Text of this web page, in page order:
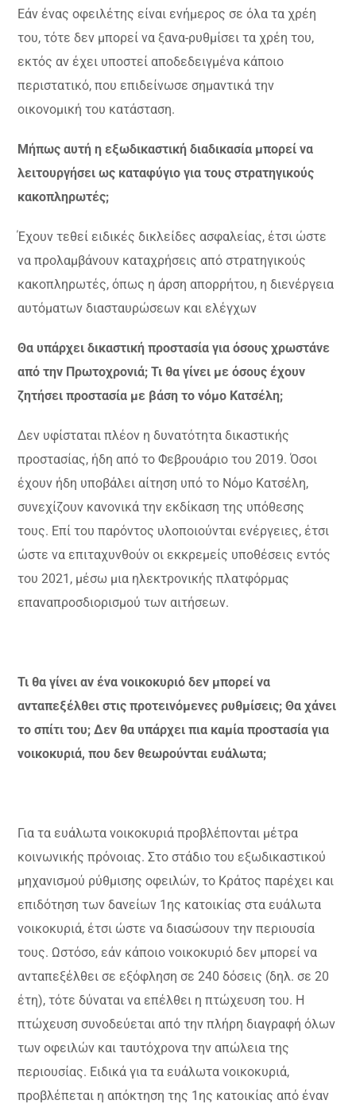
Εάν ένας οφειλέτης είναι ενήμερος σε όλα τα χρέη
του, τότε δεν μπορεί να ξανα-ρυθμίσει τα χρέη του,
εκτός αν έχει υποστεί αποδεδειγμένα κάποιο
περιστατικό, που επιδείνωσε σημαντικά την
οικονομική του κατάσταση.
Μήπως αυτή η εξωδικαστική διαδικασία μπορεί να
λειτουργήσει ως καταφύγιο για τους στρατηγικούς
κακοπληρωτές;
Έχουν τεθεί ειδικές δικλείδες ασφαλείας, έτσι ώστε
να προλαμβάνουν καταχρήσεις από στρατηγικούς
κακοπληρωτές, όπως η άρση απορρήτου, η διενέργεια
αυτόματων διασταυρώσεων και ελέγχων
Θα υπάρχει δικαστική προστασία για όσους χρωστάνε
από την Πρωτοχρονιά; Τι θα γίνει με όσους έχουν
ζητήσει προστασία με βάση το νόμο Κατσέλη;
Δεν υφίσταται πλέον η δυνατότητα δικαστικής
προστασίας, ήδη από το Φεβρουάριο του 2019. Όσοι
έχουν ήδη υποβάλει αίτηση υπό το Νόμο Κατσέλη,
συνεχίζουν κανονικά την εκδίκαση της υπόθεσης
τους. Επί του παρόντος υλοποιούνται ενέργειες, έτσι
ώστε να επιταχυνθούν οι εκκρεμείς υποθέσεις εντός
του 2021, μέσω μια ηλεκτρονικής πλατφόρμας
επαναπροσδιορισμού των αιτήσεων.
Τι θα γίνει αν ένα νοικοκυριό δεν μπορεί να
ανταπεξέλθει στις προτεινόμενες ρυθμίσεις; Θα χάνει
το σπίτι του; Δεν θα υπάρχει πια καμία προστασία για
νοικοκυριά, που δεν θεωρούνται ευάλωτα;
Για τα ευάλωτα νοικοκυριά προβλέπονται μέτρα
κοινωνικής πρόνοιας. Στο στάδιο του εξωδικαστικού
μηχανισμού ρύθμισης οφειλών, το Κράτος παρέχει και
επιδότηση των δανείων 1ης κατοικίας στα ευάλωτα
νοικοκυριά, έτσι ώστε να διασώσουν την περιουσία
τους. Ωστόσο, εάν κάποιο νοικοκυριό δεν μπορεί να
ανταπεξέλθει σε εξόφληση σε 240 δόσεις (δηλ. σε 20
έτη), τότε δύναται να επέλθει η πτώχευση του. Η
πτώχευση συνοδεύεται από την πλήρη διαγραφή όλων
των οφειλών και ταυτόχρονα την απώλεια της
περιουσίας. Ειδικά για τα ευάλωτα νοικοκυριά,
προβλέπεται η απόκτηση της 1ης κατοικίας από έναν